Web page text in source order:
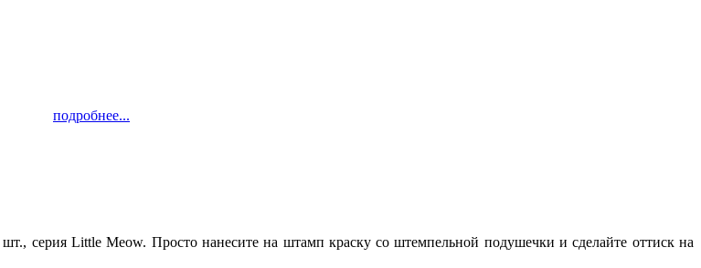
подробнее...
серия Little Meow. Просто нанесите на штамп краску со штемпельной подушечки и сделайте оттиск на